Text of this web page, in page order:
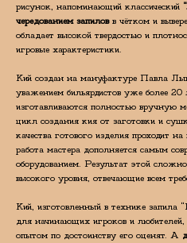
рисунок, напоминающий классический
чередованием запиловв чётком и
обладает высокой твердостью и
игровые характеристики.
Кий создан на мануфактуре Павла
уважением бильярдистов уже более 20
изготавливаются полностью вручную
цикл создания кия от заготовки и
качества готового изделия проходит
работа мастера дополняется самым
оборудованием. Результат этой
высокого уровня, отвечающие всем
Кий, изготовленный в технике
для начинающих игроков и любителей,
опытом по достоинству его оценят. А